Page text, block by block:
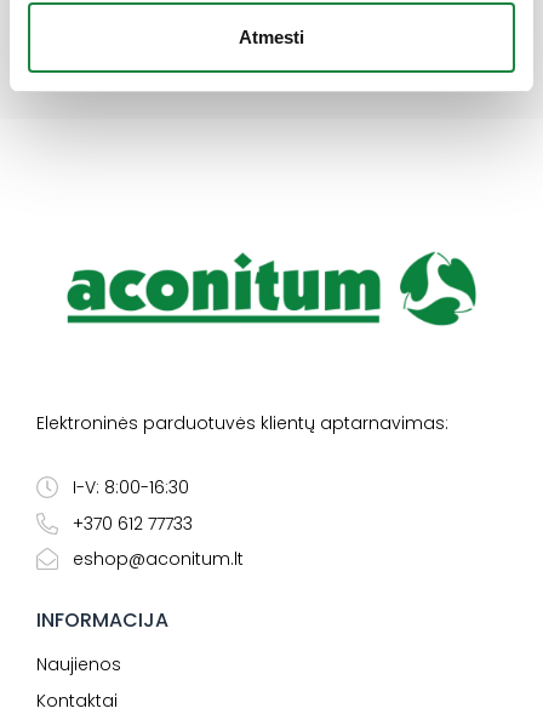
Atmesti
Elektroninės parduotuvės klientų aptarnavimas:
I-V: 8:00-16:30
+370 612 77733
eshop@aconitum.lt
INFORMACIJA
Naujienos
Kontaktai